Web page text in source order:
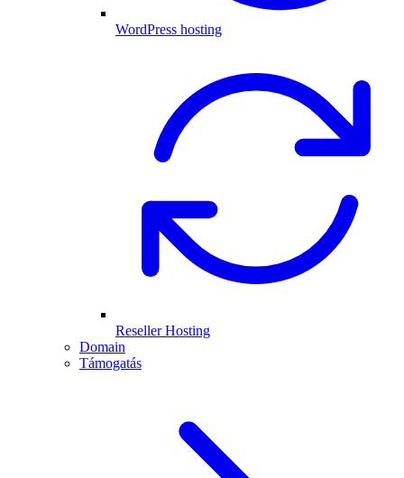
WordPress hosting
Reseller Hosting
Domain
Támogatás